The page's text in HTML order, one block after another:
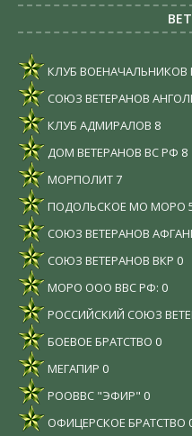
КЛУБ ВОЕНАЧАЛЬНИКОВ
СОЮЗ ВЕТЕРАНОВ
КЛУБ АДМИРАЛОВ 8
ДОМ ВЕТЕРАНОВ ВС РФ 8
МОРПОЛИТ7
ПОДОЛЬСКОЕ МО МОРО
СОЮЗ ВЕТЕРАНОВ
СОЮЗ ВЕТЕРАНОВ ВКР 0
МОРО ООО ВВС РФ: 0
РОССИЙСКИЙ СОЮЗ
БОЕВОЕ БРАТСТВО 0
МЕГАПИР 0
РООВВС "ЭФИР" 0
ОФИЦЕРСКОЕ БРАТСТВО